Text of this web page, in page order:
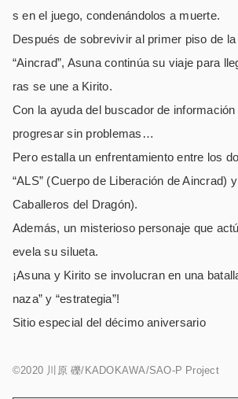
s en el juego, condenándolos a muerte.
Después de sobrevivir al primer piso de
“Aincrad”, Asuna continúa su viaje para
ras se une a Kirito.
Con la ayuda del buscador de
progresar sin problemas…
Pero estalla un enfrentamiento entre los
“ALS” (Cuerpo de Liberación de Aincrad)
Caballeros del Dragón).
Además, un misterioso personaje que
evela su silueta.
¡Asuna y Kirito se involucran en una
naza” y “estrategia”!
Sitio especial del décimo aniversario
©2020 川原 礫/KADOKAWA/SAO-P Project